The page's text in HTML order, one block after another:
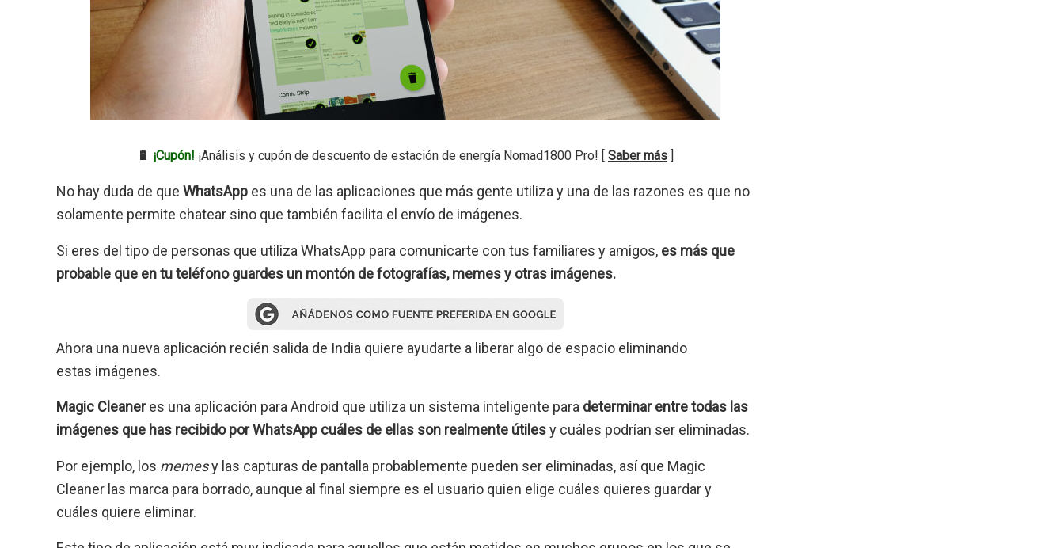
🔋 ¡Cupón! ¡Análisis y cupón de descuento de estación de energía Nomad1800 Pro! [ Saber más ]
No hay duda de que WhatsApp es una de las aplicaciones que más gente utiliza y una de las razones es que no
solamente permite chatear sino que también facilita el envío de imágenes.
Si eres del tipo de personas que utiliza WhatsApp para comunicarte con tus familiares y amigos, es más que
probable que en tu teléfono guardes un montón de fotografías, memes y otras imágenes.
Ahora una nueva aplicación recién salida de India quiere ayudarte a liberar algo de espacio eliminando
estas imágenes.
Magic Cleaneres una aplicación para Android que utiliza un sistema inteligente para determinar entre todas las
imágenes que has recibido por WhatsApp cuáles de ellas son realmente útilesy cuáles podrían ser eliminadas.
Por ejemplo, los memesy las capturas de pantalla probablemente pueden ser eliminadas, así que Magic
Cleaner las marca para borrado, aunque al final siempre es el usuario quien elige cuáles quieres guardar y
cuáles quiere eliminar.